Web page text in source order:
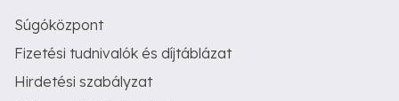
Súgóközpont
Fizetési tudnivalók és díjtáblázat
Hirdetési szabályzat